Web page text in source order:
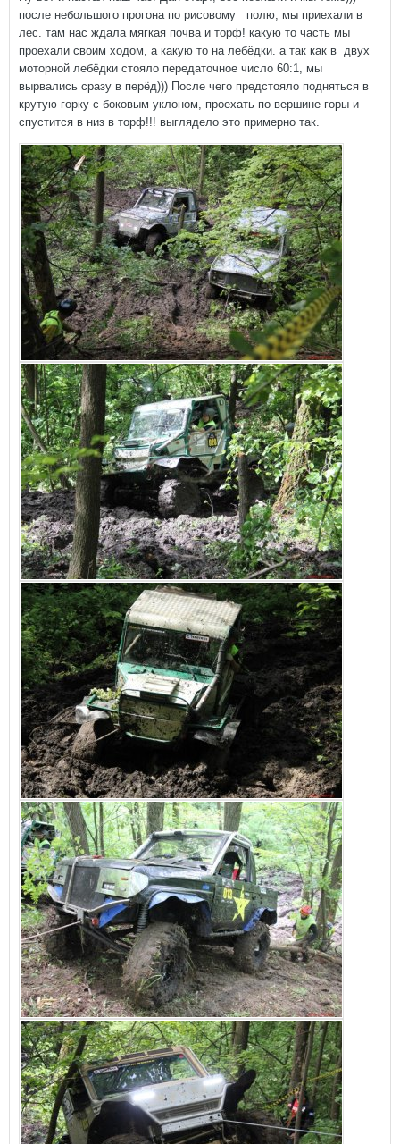
после небольшого прогона по рисовому полю, мы приехали в
лес. там нас ждала мягкая почва и торф! какую то часть мы
проехали своим ходом, а какую то на лебёдки. а так как в двух
моторной лебёдки стояло передаточное число 60:1, мы
вырвались сразу в перёд))) После чего предстояло подняться в
крутую горку с боковым уклоном, проехать по вершине горы и
спустится в низ в торф!!! выглядело это примерно так.